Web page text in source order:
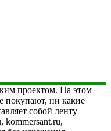
проектом. На этом
покупают, ни какие
собой ленту
kommersant.ru,